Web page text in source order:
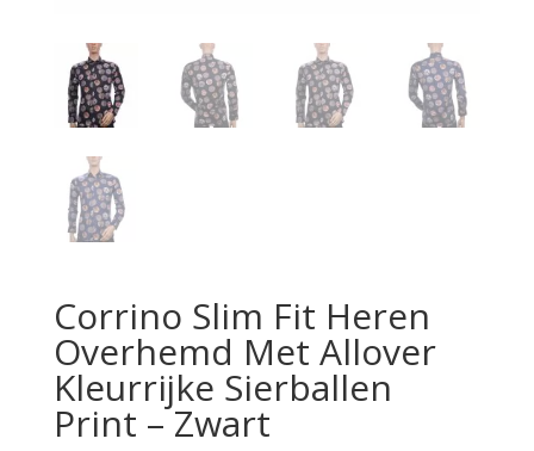
Corrino Slim Fit Heren
Overhemd Met Allover
Kleurrijke Sierballen
Print – Zwart